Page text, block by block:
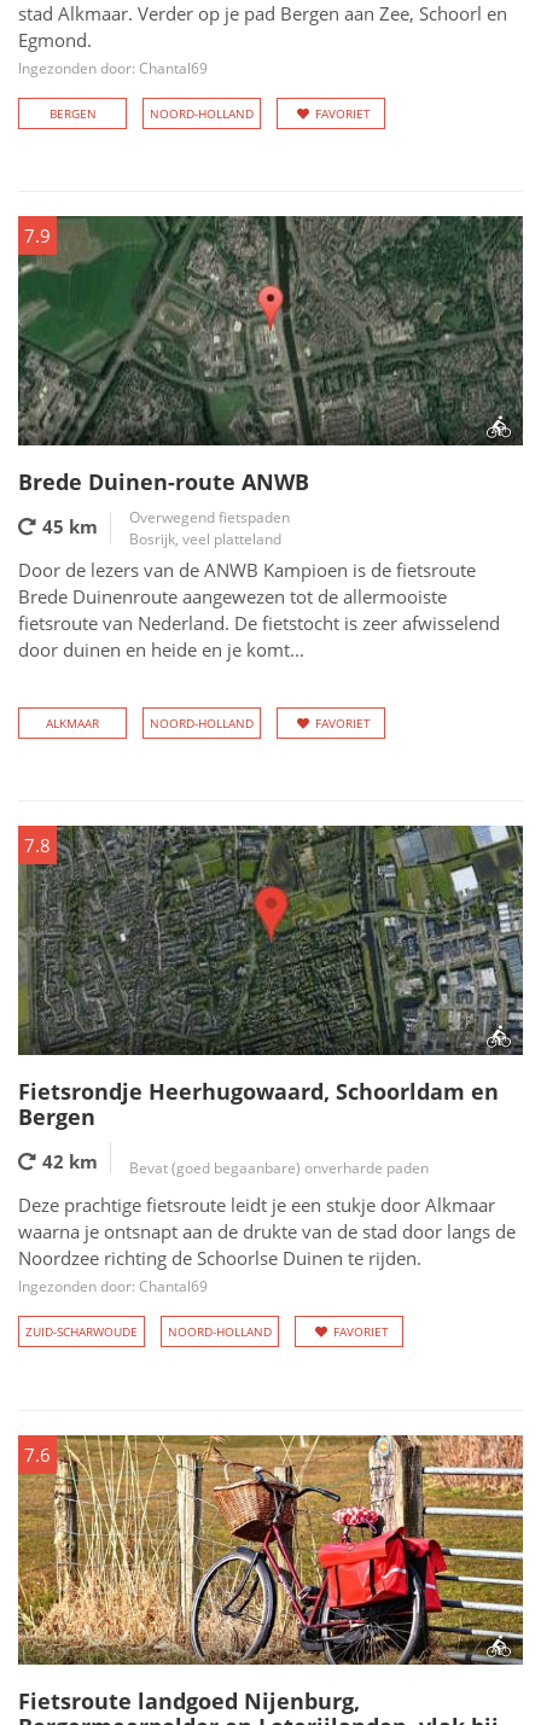
stad Alkmaar. Verder op je pad Bergen aan Zee, Schoorl en
Egmond.
Ingezonden door: Chantal69
BERGEN NOORD-HOLLAND FAVORIET
7.9
Brede Duinen-route ANWB
45 km
Overwegend fietspaden
Bosrijk, veel platteland
Door de lezers van de ANWB Kampioen is de fietsroute
Brede Duinenroute aangewezen tot de allermooiste
fietsroute van Nederland. De fietstocht is zeer afwisselend
door duinen en heide en je komt...
ALKMAAR NOORD-HOLLAND FAVORIET
7.8
Fietsrondje Heerhugowaard, Schoorldam en
Bergen
42 km Bevat (goed begaanbare) onverharde paden
Deze prachtige fietsroute leidt je een stukje door Alkmaar
waarna je ontsnapt aan de drukte van de stad door langs de
Noordzee richting de Schoorlse Duinen te rijden.
Ingezonden door: Chantal69
ZUID-SCHARWOUDE NOORD-HOLLAND FAVORIET
7.6
Fietsroute landgoed Nijenburg,